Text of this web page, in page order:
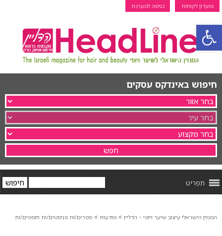
פתח סרגל נגישות
מועדון לקוחות כניסה למערכת
חיפוש באינדקס עסקים
תפריט
המגזין הישראלי עיצוב שיער ויופי ~ הדליין » מודעות » ספרים/ות פניסטים/ות חופפים/ות